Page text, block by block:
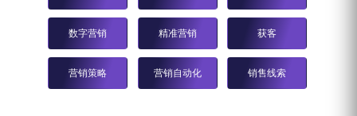
数字营销 精准营销 获客
营销策略 营销自动化 销售线索